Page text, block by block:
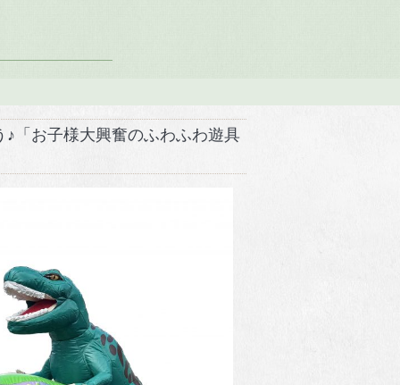
「お子様大興奮のふわふわ遊具